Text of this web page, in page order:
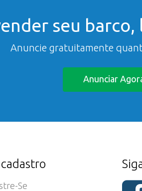
seu barco,
Anuncie gratuitamente
Anunciar
Se